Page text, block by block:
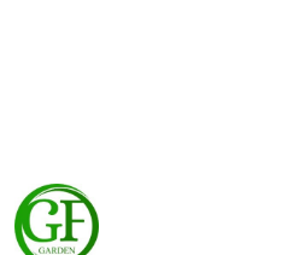
NAZWA
PRODUCENTA:
GF
GARDEN